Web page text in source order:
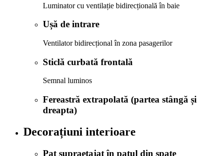
Luminator cu ventilație bidirecțională în baie
Ușă de intrare
Ventilator bidirecțional în zona pasagerilor
Sticlă curbată frontală
Semnal luminos
Fereastră extrapolată (partea stângă și
dreapta)
Decorațiuni interioare
Pat supraetajat în patul din spate